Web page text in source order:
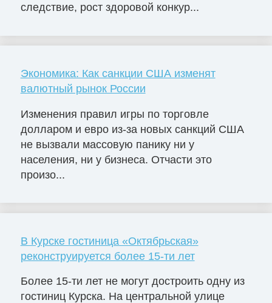
следствие, рост здоровой конкур...
Экономика: Как санкции США изменят
валютный рынок России
Изменения правил игры по торговле
долларом и евро из-за новых санкций США
не вызвали массовую панику ни у
населения, ни у бизнеса. Отчасти это
произо...
В Курске гостиница «Октябрьская»
реконструируется более 15-ти лет
Более 15-ти лет не могут достроить одну из
гостиниц Курска. На центральной улице